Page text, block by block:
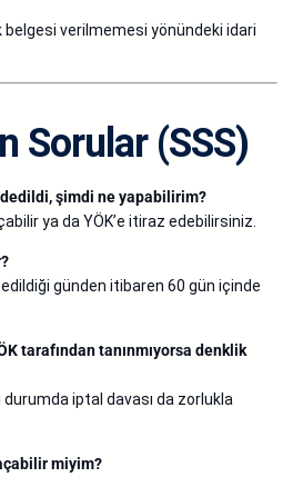
belgesi verilmemesi yönündeki idari
Sorular (SSS)
şimdi ne yapabilirim?
ya da YÖK’e itiraz edebilirsiniz.
edildiği günden itibaren 60 gün içinde
tarafından tanınmıyorsa denklik
durumda iptal davası da zorlukla
miyim?